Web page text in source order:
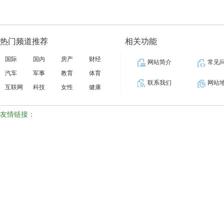
热门频道推荐
国际 国内 房产
财经
汽车
军事 教育
体育
互联网
科技 女性 健康
相关功能
网站简介 常见
联系我们 网站
友情链接：